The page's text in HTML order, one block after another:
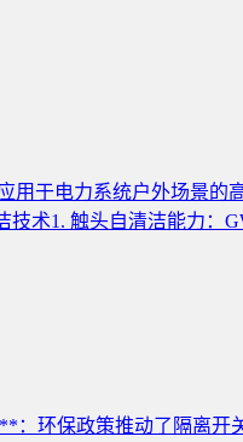
于电力系统户外场景
术1. 触头自清洁能力
环保政策推动了隔离